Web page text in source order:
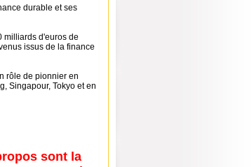
durable et ses
milliards d'euros de
issus de la finance
rôle de pionnier en
Singapour, Tokyo et en
sont la